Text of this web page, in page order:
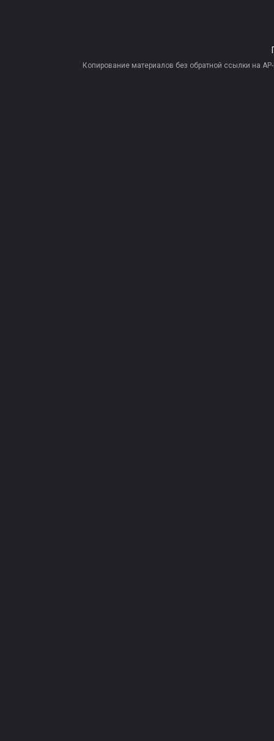
Копирование материалов без обратной ссылки на